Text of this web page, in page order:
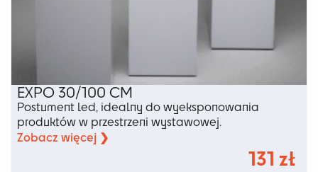
EXPO 30/100 CM
Postument led, idealny do wyeksponowania
produktów w przestrzeni wystawowej.
Zobacz więcej ❯
131 zł